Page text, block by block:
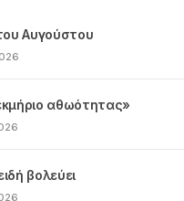
Αυγούστου
αθωότητας»
βολεύει